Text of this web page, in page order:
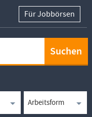
Für Jobbörsen